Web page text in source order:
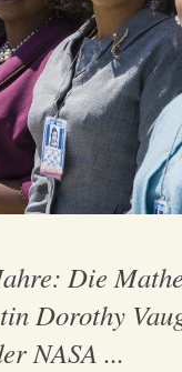
Die
Dorothy
NASA ...